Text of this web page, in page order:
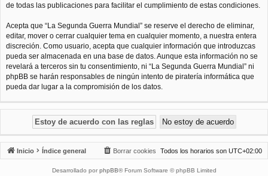
de todas las publicaciones para facilitar el cumplimiento de estas condiciones.
Acepta que “La Segunda Guerra Mundial” se reserve el derecho de eliminar,
editar, mover o cerrar cualquier tema en cualquier momento, a nuestra entera
discreción. Como usuario, acepta que cualquier información que introduzcas
pueda ser almacenada en una base de datos. Aunque esta información no se
revelará a terceros sin tu consentimiento, ni “La Segunda Guerra Mundial” ni
phpBB se harán responsables de ningún intento de piratería informática que
pueda dar lugar a la compromisión de los datos.
Inicio Índice general Todos los horarios son UTC+02:00
Borrar cookies
Desarrollado por phpBB® Forum Software © phpBB Limited